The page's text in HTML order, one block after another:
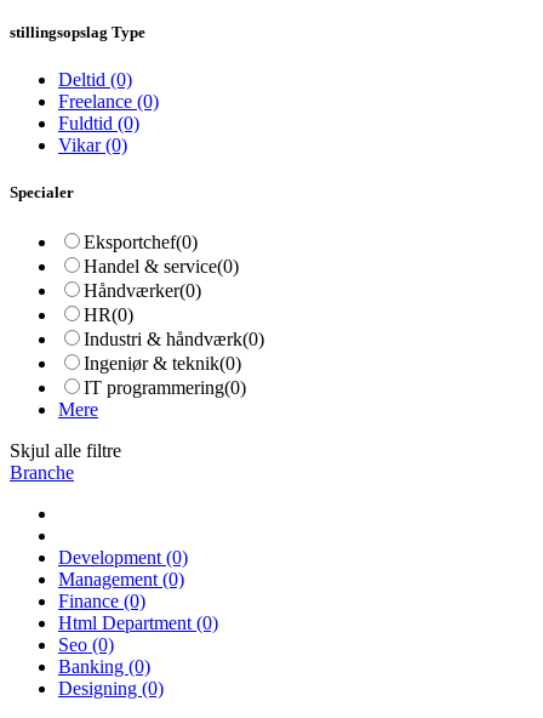
stillingsopslag Type
Deltid (0)
Freelance (0)
Fuldtid (0)
Vikar(0)
Specialer
Eksportchef(0)
Handel & service(0)
Håndværker(0)
HR(0)
Industri & håndværk(0)
Ingeniør & teknik(0)
IT programmering(0)
Mere
Skjul alle filtre
Branche
Development (0)
Management (0)
Finance (0)
Html Department (0)
Seo (0)
Banking (0)
Designing (0)